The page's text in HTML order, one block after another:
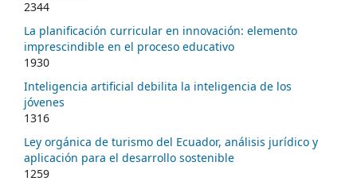
2344
La planificación curricular en innovación: elemento
imprescindible en el proceso educativo
1930
Inteligencia artificial debilita la inteligencia de los
jóvenes
1316
Ley orgánica de turismo del Ecuador, análisis jurídico y
aplicación para el desarrollo sostenible
1259